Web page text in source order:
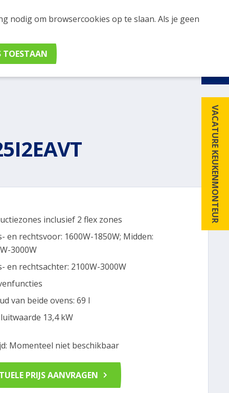
VACATURE KEUKENMONTEUR
apparaten en merken met elkaar. Klik hier voor
Momenteel niet beschikbaar
inclusief 2 flex zones
en rechtsvoor: 1600W-1850W; Midden:
3000W
en rechtsachter: 2100W-3000W
van beide ovens: 69 l
13,4 kW
PRIJS AANVRAGEN
nodig om browsercookies op te slaan. Als je geen